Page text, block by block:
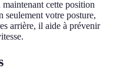
cette position
seulement votre posture,
arrière, il aide à prévenir